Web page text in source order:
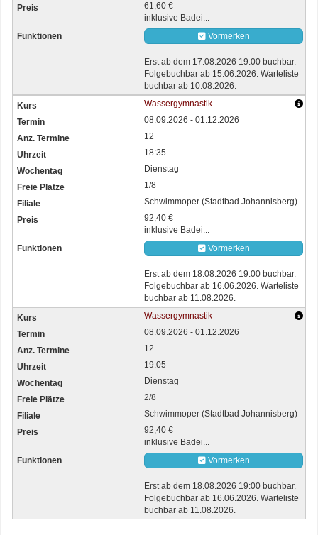
61,60 €
inklusive Badei...
Vormerken
Erst ab dem 17.08.2026 19:00 buchbar.
Folgebuchbar ab 15.06.2026. Warteliste
buchbar ab 10.08.2026.
Wassergymnastik
08.09.2026 - 01.12.2026
12
18:35
Dienstag
1/8
Schwimmoper (Stadtbad Johannisberg)
92,40 €
inklusive Badei...
Vormerken
Erst ab dem 18.08.2026 19:00 buchbar.
Folgebuchbar ab 16.06.2026. Warteliste
buchbar ab 11.08.2026.
Wassergymnastik
08.09.2026 - 01.12.2026
12
19:05
Dienstag
2/8
Schwimmoper (Stadtbad Johannisberg)
92,40 €
inklusive Badei...
Vormerken
Erst ab dem 18.08.2026 19:00 buchbar.
Folgebuchbar ab 16.06.2026. Warteliste
buchbar ab 11.08.2026.